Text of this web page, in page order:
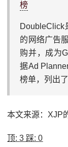
榜
DoubleClick
的网络广告
购并，成为
据Ad
榜单，列出
本文来源：XJP
顶:3 踩:0